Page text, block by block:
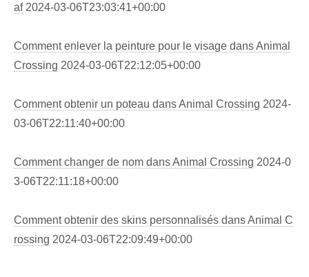
af 2024-03-06T23:03:41+00:00
Comment enlever la peinture pour le visage dans Animal
Crossing 2024-03-06T22:12:05+00:00
Comment obtenir un poteau dans Animal Crossing 2024-
03-06T22:11:40+00:00
Comment changer de nom dans Animal Crossing 2024-0
3-06T22:11:18+00:00
Comment obtenir des skins personnalisés dans Animal C
rossing 2024-03-06T22:09:49+00:00